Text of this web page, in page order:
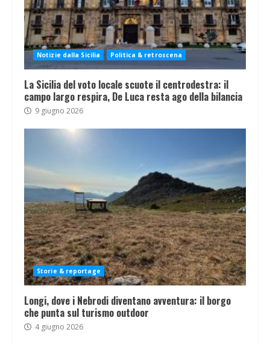
Notizie dalla Sicilia Politica & retroscena
La Sicilia del voto locale scuote il centrodestra: il
campo largo respira, De Luca resta ago della bilancia
9 giugno 2026
Storie & reportage
Longi, dove i Nebrodi diventano avventura: il borgo
che punta sul turismo outdoor
4 giugno 2026